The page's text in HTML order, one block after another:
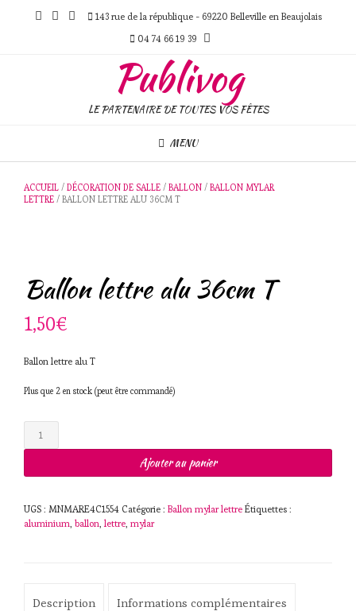
143 rue de la république - 69220 Belleville en Beaujolais
04 74 66 19 39
Publivog
LE PARTENAIRE DE TOUTES VOS FÊTES
MENU
ACCUEIL / DÉCORATION DE SALLE / BALLON / BALLON MYLAR
LETTRE / BALLON LETTRE ALU 36CM T
Ballon lettre alu 36cm T
1,50€
Ballon lettre alu T
Plus que 2 en stock (peut être commandé)
T
Ajouter au panier
UGS : MNMARE4C1554 Catégorie : Ballon mylar lettre Étiquettes :
aluminium, ballon,lettre, mylar
Description Informations complémentaires